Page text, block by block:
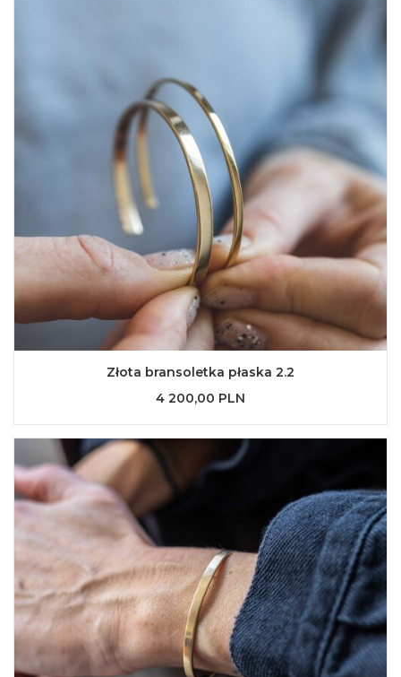
Złota bransoletka płaska 2.2
4 200,00 PLN